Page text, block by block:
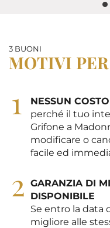
3 BUONI
MOTIVI
1
NESSUN
perché il tuo
Grifone a
modificare o
facile ed
2 GARANZIA DI
DISPONIBILE
Se entro la data
migliore alle